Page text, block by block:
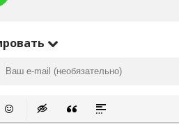
защищенную ссылку
смайлик
Вставка скрытого текста
Вставка цитаты
Вставка спойлера